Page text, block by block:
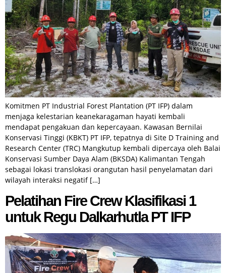
Komitmen PT Industrial Forest Plantation (PT IFP) dalam
menjaga kelestarian keanekaragaman hayati kembali
mendapat pengakuan dan kepercayaan. Kawasan Bernilai
Konservasi Tinggi (KBKT) PT IFP, tepatnya di Site D Training and
Research Center (TRC) Mangkutup kembali dipercaya oleh Balai
Konservasi Sumber Daya Alam (BKSDA) Kalimantan Tengah
sebagai lokasi translokasi orangutan hasil penyelamatan dari
wilayah interaksi negatif […]
Pelatihan Fire Crew Klasifikasi 1
untuk Regu Dalkarhutla PT IFP